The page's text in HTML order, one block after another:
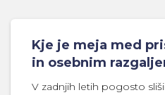
Kje je meja med
in osebnim
V zadnjih letih pogosto